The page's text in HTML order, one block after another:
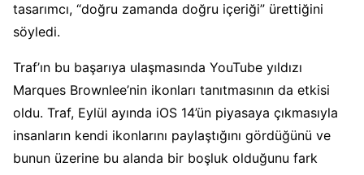
tasarımcı, “doğru zamanda doğru içeriği” ürettiğini
söyledi.
Traf’ın bu başarıya ulaşmasında YouTube yıldızı
Marques Brownlee’nin ikonları tanıtmasının da etkisi
oldu. Traf, Eylül ayında iOS 14’ün piyasaya çıkmasıyla
insanların kendi ikonlarını paylaştığını gördüğünü ve
bunun üzerine bu alanda bir boşluk olduğunu fark